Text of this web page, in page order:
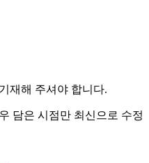
재해 주셔야 합니다.
담은 시점만 최신으로 수정